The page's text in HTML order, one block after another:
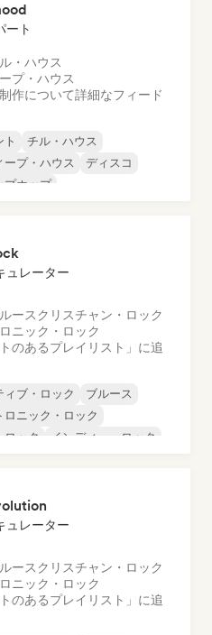
ート
・ハウス
プ・ハウス
作について詳細なフィード
ト
チル・ハウス
ープ・ハウス
ディスコ
プホップ
ュレーター
ースクリスチャン・ロック
ニック・ロック
のあるプレイリスト」に追
ィブ・ロック
ブルース
ロニック・ロック
ロック インディー・ロック
ュレーター
ースクリスチャン・ロック
ニック・ロック
のあるプレイリスト」に追